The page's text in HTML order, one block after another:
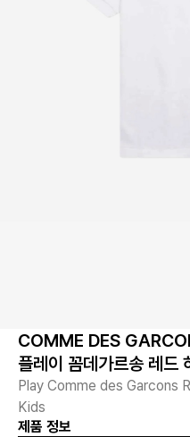
COMME DES
플레이 꼼데가르송 레드
Play Comme des Garcons
Kids
제품 정보